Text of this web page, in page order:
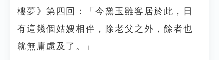
樓夢》第四回：「今黛玉雖客居於此，日
有這幾個姑嫂相伴，除老父之外，餘者也
就無庸慮及了。」